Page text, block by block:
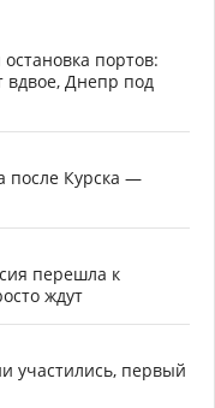
портов:
вдвое, Днепр под
после Курска —
перешла к
ждут
участились, первый